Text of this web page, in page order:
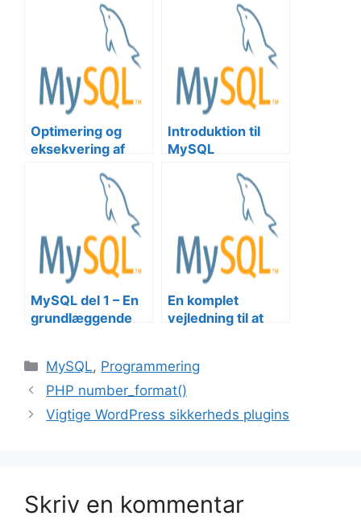
Optimering og
eksekvering af
forespørgsler i
Introduktion til
MySQL
MySQL del 1 – En
grundlæggende
PHP
En komplet
vejledning til at
i PHP
Kategorier
MySQL, Programmering
PHP number_format()
Vigtige WordPress sikkerheds plugins
Skriv en kommentar